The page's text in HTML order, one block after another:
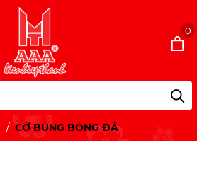
0
CỜ BÚNG BÓNG ĐÁ